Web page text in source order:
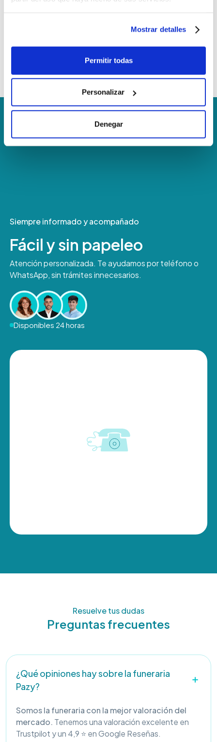
Mostrar detalles
Permitir todas
Personalizar
Denegar
Siempre informado y acompañado
Fácil y sin papeleo
Atención personalizada. Te ayudamos por teléfono o
WhatsApp, sin trámites innecesarios.
Disponibles 24 horas
Resuelve tus dudas
Preguntas frecuentes
¿Qué opiniones hay sobre la funeraria
Pazy?
Somos la funeraria con la mejor valoración del
mercado. Tenemos una valoración excelente en
Trustpilot y un 4,9 ⭐ en Google Reseñas.